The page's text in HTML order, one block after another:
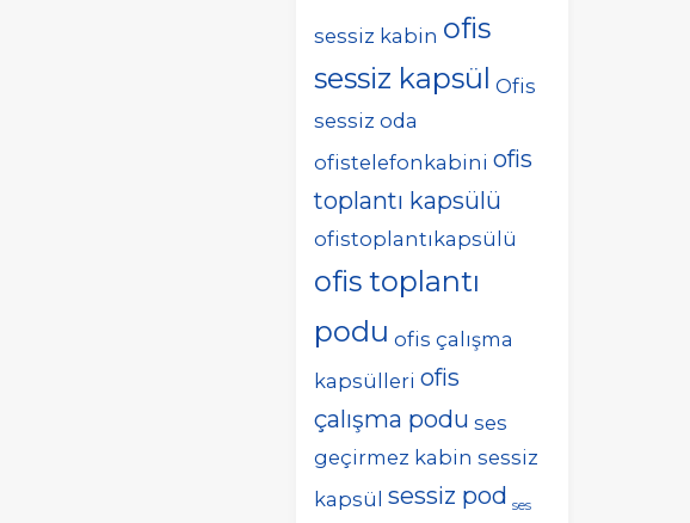
sessiz kabin ofis
sessiz kapsül Ofis
sessiz oda
ofistelefonkabini ofis
toplantı kapsülü
ofistoplantıkapsülü
ofis toplantı
podu ofis çalışma
kapsülleri ofis
çalışma podu ses
geçirmez kabin sessiz
kapsül sessiz pod ses